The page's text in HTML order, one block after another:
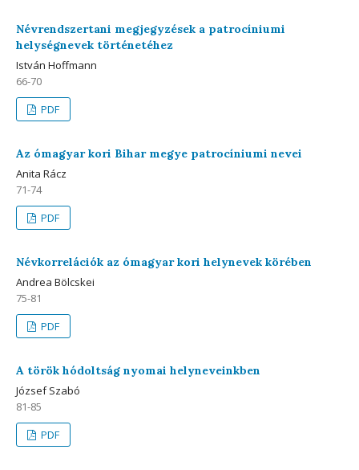
Névrendszertani megjegyzések a patrocíniumi
helységnevek történetéhez
István Hoffmann
66-70
PDF
Az ómagyar kori Bihar megye patrocíniumi nevei
Anita Rácz
71-74
PDF
Névkorrelációk az ómagyar kori helynevek körében
Andrea Bölcskei
75-81
PDF
A török hódoltság nyomai helyneveinkben
József Szabó
81-85
PDF